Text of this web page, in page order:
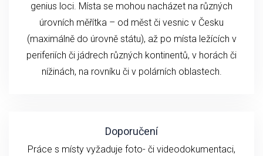
genius loci. Místa se mohou nacházet na různých
úrovních měřítka – od měst či vesnic v Česku
(maximálně do úrovně státu), až po místa ležících v
periferiích či jádrech různých kontinentů, v horách či
nížinách, na rovníku či v polárních oblastech.
Doporučení
Práce s místy vyžaduje foto- či videodokumentaci,